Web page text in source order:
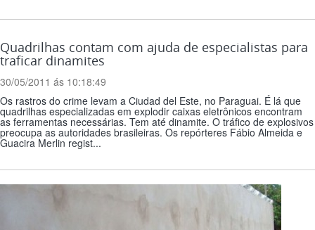
Quadrilhas contam com ajuda de especialistas para
traficar dinamites
30/05/2011 ás 10:18:49
Os rastros do crime levam a Ciudad del Este, no Paraguai. É lá que
quadrilhas especializadas em explodir caixas eletrônicos encontram
as ferramentas necessárias. Tem até dinamite. O tráfico de explosivos
preocupa as autoridades brasileiras. Os repórteres Fábio Almeida e
Guacira Merlin regist...